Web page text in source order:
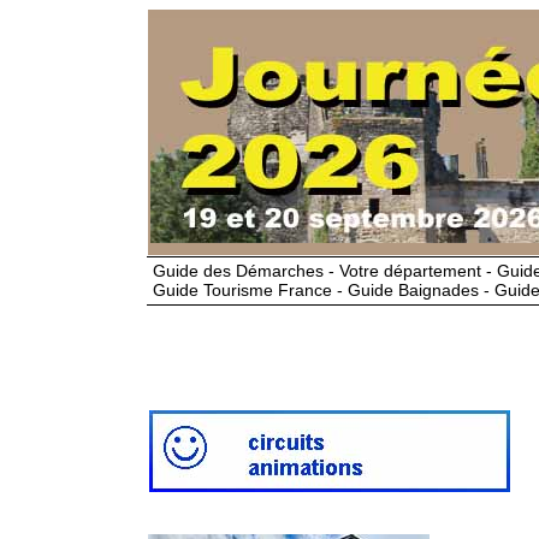
Guide des Démarches - Votre département -
Guide Tourisme France - Guide Baignades -